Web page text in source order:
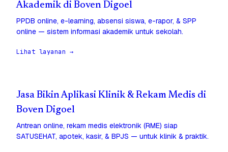
Akademik di Boven Digoel
PPDB online, e-learning, absensi siswa, e-rapor, & SPP
online — sistem informasi akademik untuk sekolah.
Lihat layanan →
Jasa Bikin Aplikasi Klinik & Rekam Medis di
Boven Digoel
Antrean online, rekam medis elektronik (RME) siap
SATUSEHAT, apotek, kasir, & BPJS — untuk klinik & praktik.